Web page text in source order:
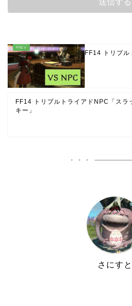
FF14 トリプル
FF14 トリプルトライアドNPC「スラ
キー」
さにすと